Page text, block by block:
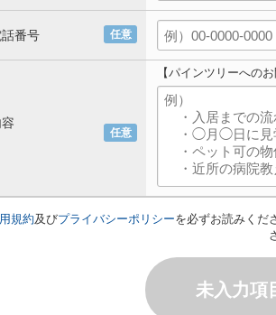
任意
話番号
任意
【パインツリーへのお
規約及びプライバシーポリシーを必ずお読みくだ
未入力項